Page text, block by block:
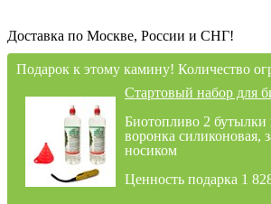
Доставка по Москве, России и СНГ!
Подарок к этому камину! Количество
Стартовый набор для
Биотопливо 2 бутылки
воронка силиконовая,
носиком
Ценность подарка 1